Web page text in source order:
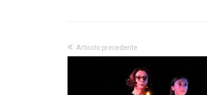
Articolo precedente